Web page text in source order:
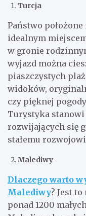
Turcja
Państwo
idealnym
w gronie
wyjazd można
piaszczystych
widoków,
czy pięknej
Turystyka
rozwijających się
stałemu
Malediwy
Dlaczego warto
Malediwy? Jest
ponad 1200